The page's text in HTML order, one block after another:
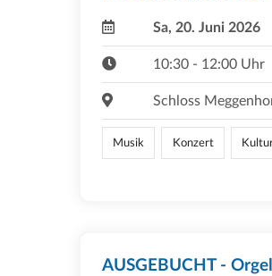
Sa, 20. Juni 2026
10:30 - 12:00 Uhr
Schloss
Musik Konzert
AUSGEBUCHT -